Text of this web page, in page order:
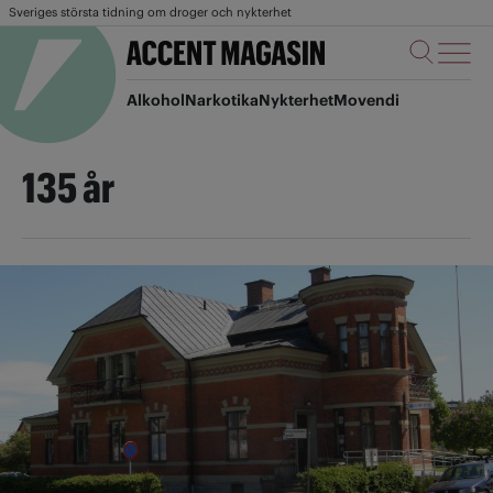
Sveriges största tidning om droger och nykterhet
AlkoholNarkotikaNykterhetMovendi
135 år